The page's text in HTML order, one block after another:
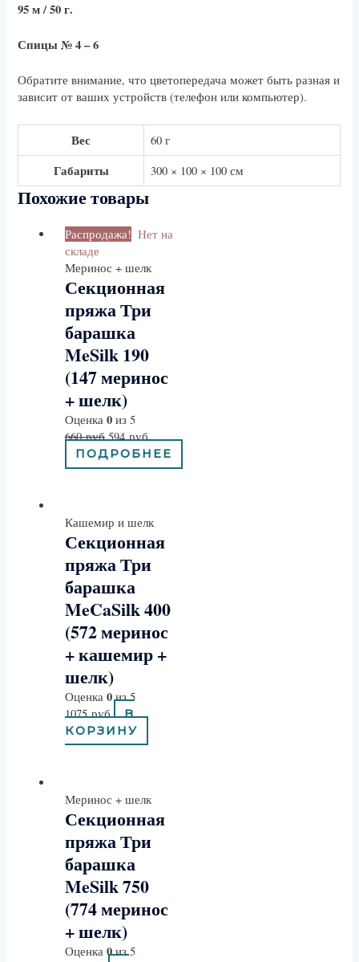
95 м / 50 г.
Спицы № 4 – 6
Обратите внимание, что цветопередача может быть разная и
зависит от ваших устройств (телефон или компьютер).
Вес 60 г
Габариты 300 × 100 × 100 см
Похожие товары
Распродажа! Нет на
складе
Меринос + шелк
Секционная
пряжа Три
барашка
MeSilk 190
(147 меринос
+ шелк)
Оценка 0из 5
660руб 594руб
ПОДРОБНЕЕ
Кашемир и шелк
Секционная
пряжа Три
барашка
MeCaSilk 400
(572 меринос
+ кашемир +
шелк)
Оценка 0из 5
1075руб
В
КОРЗИНУ
Меринос + шелк
Секционная
пряжа Три
барашка
MeSilk 750
(774 меринос
+ шелк)
Оценка 0из 5